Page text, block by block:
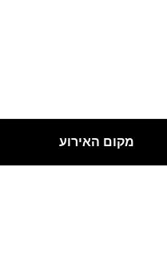
מקום האירוע